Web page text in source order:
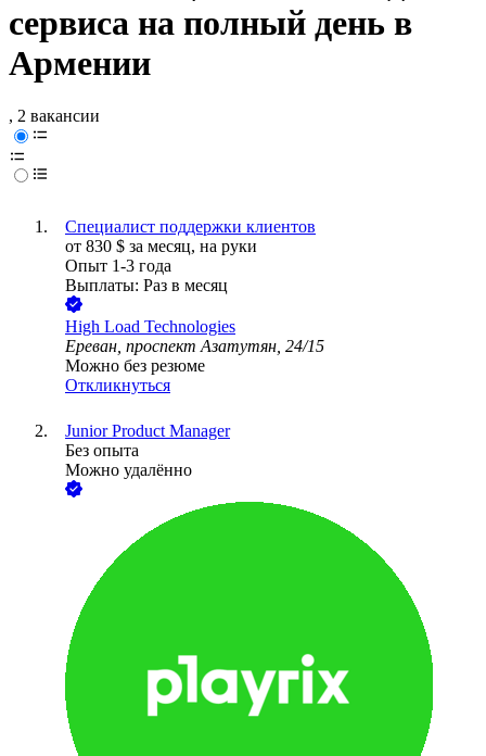
сервиса на полный день в
Армении
, 2 вакансии
Специалист поддержки клиентов
от 830 $ за месяц, на руки
Опыт 1-3 года
Выплаты: Раз в месяц
High Load Technologies
Ереван, проспект Азатутян, 24/15
Можно без резюме
Откликнуться
Junior Product Manager
Без опыта
Можно удалённо